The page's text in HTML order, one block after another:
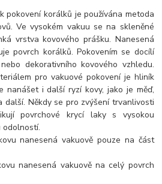
pokovení korálků je používána metoda
Ve vysokém vakuu se na skleněné
vrstva kovového prášku. Nanesená
povrch korálků. Pokovením se docílí
dekorativního kovového vzhledu.
pro vakuové pokovení je hliník
nanášet i další ryzí kovy, jako je měď,
další. Někdy se pro zvýšení trvanlivosti
povrchové krycí laky s vysokou
odolností.
nanesená vakuově pouze na část
nanesená vakuově na celý povrch